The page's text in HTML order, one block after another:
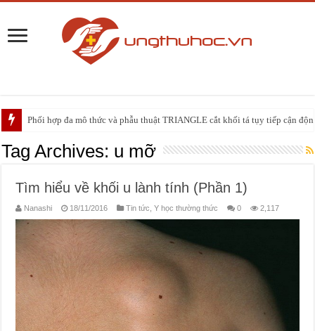
Phối hợp đa mô thức và phẫu thuật TRIANGLE cắt khối tá tụy tiếp cận
PHẪU THUẬT NEUHAUS: GIẢI PHÁP ĐIỀU TRỊ TRIỆT CĂN CHO UNG
Tag Archives: u mỡ
Tìm hiểu về khối u lành tính (Phần 1)
Nanashi 18/11/2016 Tin tức ,Y học thường thức 0 2,117